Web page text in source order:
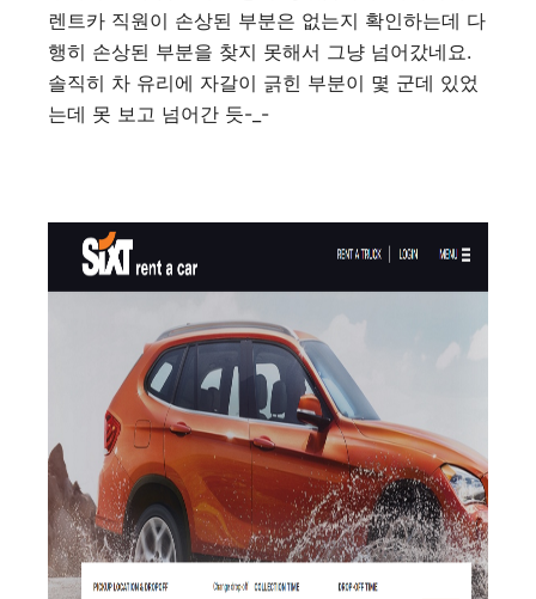
렌트카 직원이 손상된 부분은 없는지 확인하는데 다
행히 손상된 부분을 찾지 못해서 그냥 넘어갔네요.
솔직히 차 유리에 자갈이 긁힌 부분이 몇 군데 있었
는데 못 보고 넘어간 듯-_-